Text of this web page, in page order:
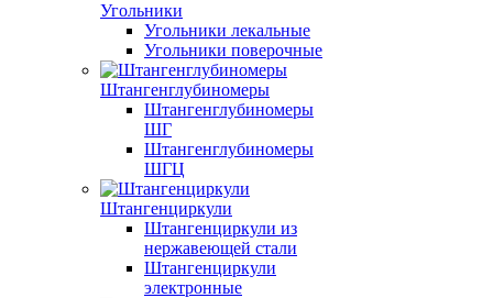
Угольники
Угольники лекальные
Угольники поверочные
Штангенглубиномеры
Штангенглубиномеры
ШГ
Штангенглубиномеры
ШГЦ
Штангенциркули
Штангенциркули из
нержавеющей стали
Штангенциркули
электронные